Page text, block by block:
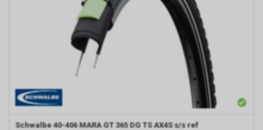
Schwalbe 40-406 MARA GT 365 DG TS AX4S s/s ref